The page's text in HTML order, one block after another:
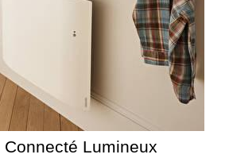
Connecté Lumineux